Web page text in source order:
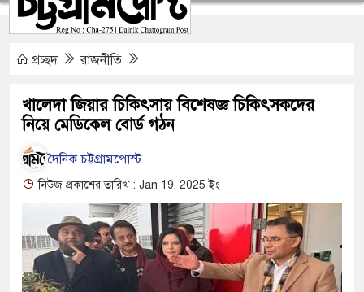
প্রচ্ছদ রাজনীতি
খালেদা জিয়ার চিকিৎসায় বিশেষজ্ঞ চিকিৎসকদের
নিয়ে মেডিকেল বোর্ড গঠন
দৈনিক চট্টগ্রামপোস্ট
নিউজ প্রকাশের তারিখ : Jan 19, 2025 ইং